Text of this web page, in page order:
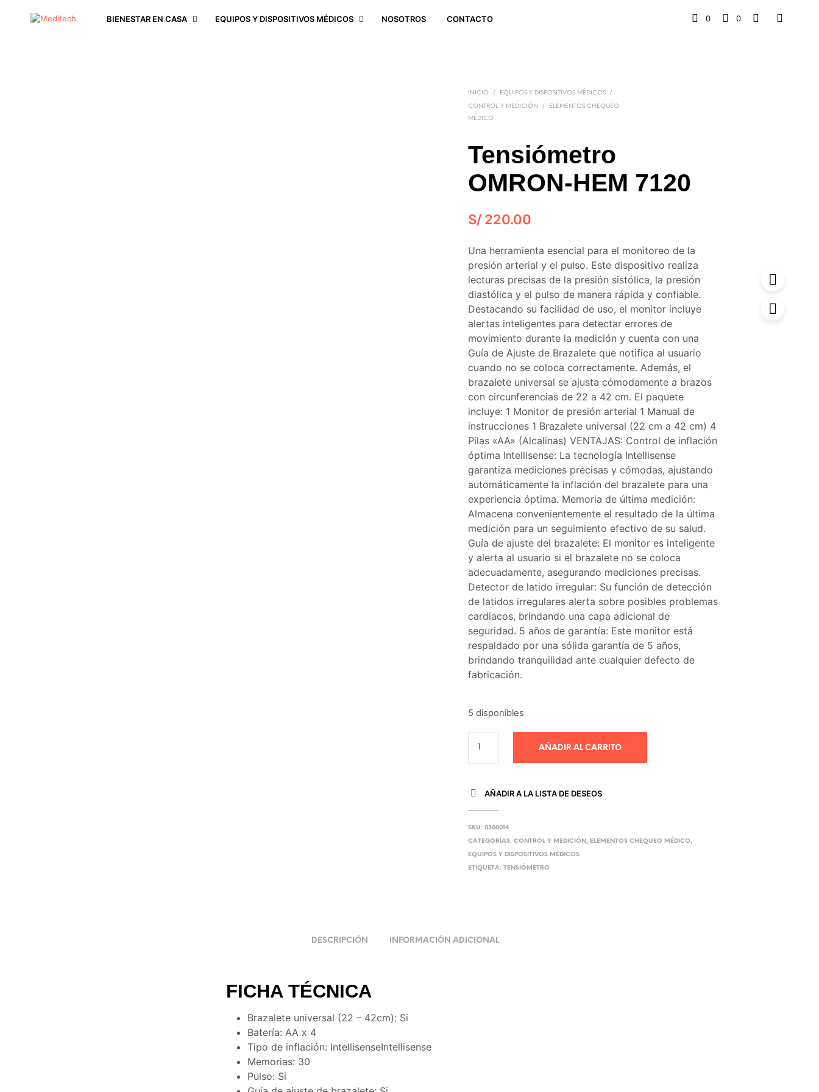
BIENESTAR EN CASA EQUIPOS Y DISPOSITIVOS MÉDICOS NOSOTROS CONTACTO 0 0
INICIO / EQUIPOS Y DISPOSITIVOS MÉDICOS /
CONTROL Y MEDICIÓN /
ELEMENTOS CHEQUEO
MÉDICO
Tensiómetro
OMRON-HEM 7120
S/ 220.00
Una herramienta esencial para el monitoreo de la
presión arterial y el pulso. Este dispositivo realiza
lecturas precisas de la presión sistólica, la presión
diastólica y el pulso de manera rápida y confiable.
Destacando su facilidad de uso, el monitor incluye
alertas inteligentes para detectar errores de
movimiento durante la medición y cuenta con una
Guía de Ajuste de Brazalete que notifica al usuario
cuando no se coloca correctamente. Además, el
brazalete universal se ajusta cómodamente a brazos
con circunferencias de 22 a 42 cm. El paquete
incluye: 1 Monitor de presión arterial 1 Manual de
instrucciones 1 Brazalete universal (22 cm a 42 cm) 4
Pilas «AA» (Alcalinas) VENTAJAS: Control de inflación
óptima Intellisense: La tecnología Intellisense
garantiza mediciones precisas y cómodas, ajustando
automáticamente la inflación del brazalete para una
experiencia óptima. Memoria de última medición:
Almacena convenientemente el resultado de la última
medición para un seguimiento efectivo de su salud.
Guía de ajuste del brazalete: El monitor es inteligente
y alerta al usuario si el brazalete no se coloca
adecuadamente, asegurando mediciones precisas.
Detector de latido irregular: Su función de detección
de latidos irregulares alerta sobre posibles problemas
cardiacos, brindando una capa adicional de
seguridad. 5 años de garantía: Este monitor está
respaldado por una sólida garantía de 5 años,
brindando tranquilidad ante cualquier defecto de
fabricación.
5 disponibles
AÑADIR AL CARRITO
AÑADIR A LA LISTA DE DESEOS
SKU:0300014
CATEGORÍAS:CONTROL Y MEDICIÓN , ELEMENTOS CHEQUEO MÉDICO,
EQUIPOS Y DISPOSITIVOS MÉDICOS
ETIQUETA:TENSIÓMETRO
DESCRIPCIÓN INFORMACIÓN ADICIONAL
FICHA TÉCNICA
Brazalete universal (22 – 42cm): Si
Batería: AA x 4
Tipo de inflación: IntellisenseIntellisense
Memorias: 30
Pulso: Si